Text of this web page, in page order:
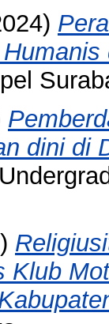
dini di
Klub